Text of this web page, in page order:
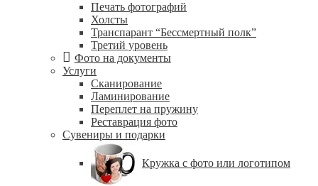
Печать фотографий
Холсты
Транспарант “Бессмертный полк”
Третий уровень
Фото на документы
Услуги
Сканирование
Ламинирование
Переплет на пружину
Реставрация фото
Сувениры и подарки
Кружка с фото или логотипом